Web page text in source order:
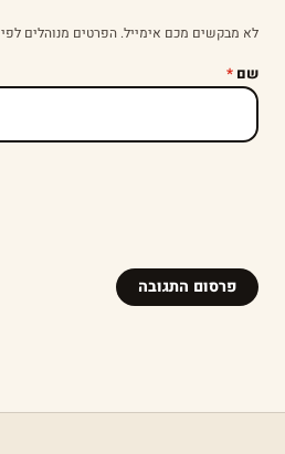
לא מבקשים מכם אימייל. הפרטים מנוהלים לפי
שם *